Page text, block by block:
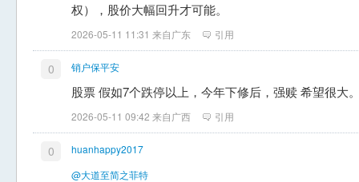
权），股价大幅回升才可能。
2026-05-11 11:31 来自广东 引用
0 销户保平安
股票 假如7个跌停以上，今年下修后，强赎 希望很大
2026-05-11 09:42 来自广西 引用
0
huanhappy2017
@大道至简之菲特